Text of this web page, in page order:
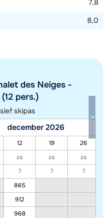
dit gebied
7,8
8,0
des Neiges -
pers.)
skipas
december 2026
12 19
26
za za
za
7 7
7
865
912
968